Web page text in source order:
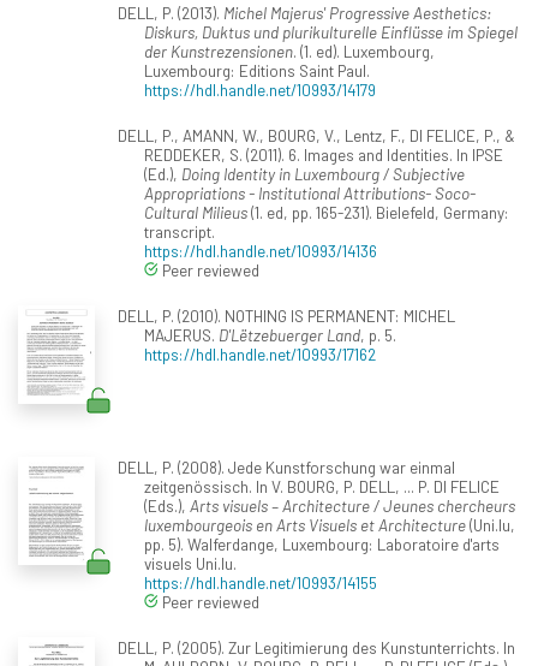
DELL, P. (2013). Michel Majerus' Progressive Aesthetics:
Diskurs, Duktus und plurikulturelle Einflüsse im Spiegel
der Kunstrezensionen. (1. ed). Luxembourg,
Luxembourg: Editions Saint Paul.
https://hdl.handle.net/10993/14179
DELL, P., AMANN, W., BOURG, V., Lentz, F., DI FELICE, P., &
REDDEKER, S. (2011). 6. Images and Identities. In IPSE
(Ed.), Doing Identity in Luxembourg / Subjective
Appropriations - Institutional Attributions- Soco-
Cultural Milieus(1. ed, pp. 165-231). Bielefeld, Germany:
transcript.
https://hdl.handle.net/10993/14136
Peer reviewed
DELL, P. (2010). NOTHING IS PERMANENT: MICHEL
MAJERUS. D'Lëtzebuerger Land, p. 5.
https://hdl.handle.net/10993/17162
DELL, P. (2008). Jede Kunstforschung war einmal
zeitgenössisch. In V. BOURG, P. DELL, ... P. DI FELICE
(Eds.), Arts visuels – Architecture / Jeunes chercheurs
luxembourgeois en Arts Visuels et Architecture(Uni.lu,
pp. 5). Walferdange, Luxembourg: Laboratoire d'arts
visuels Uni.lu.
https://hdl.handle.net/10993/14155
Peer reviewed
DELL, P. (2005). Zur Legitimierung des Kunstunterrichts. In